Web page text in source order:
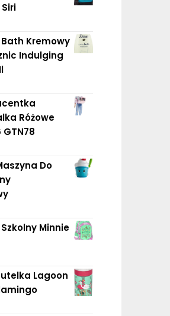
Kremowy
Indulging
Różowe
GTN78
Do
Minnie
Lagoon